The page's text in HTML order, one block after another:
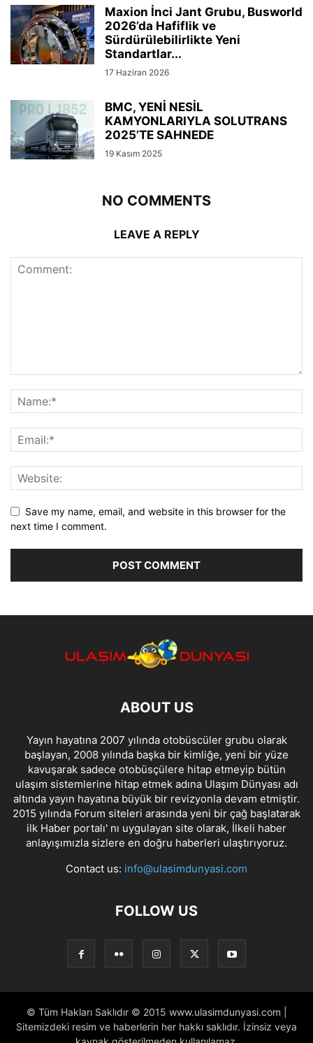
Maxion İnci Jant Grubu, Busworld
2026’da Hafiflik ve
Sürdürülebilirlikte Yeni
Standartlar...
17 Haziran 2026
BMC, YENİ NESİL
KAMYONLARIYLA SOLUTRANS
2025’TE SAHNEDE
19 Kasım 2025
NO COMMENTS
LEAVE A REPLY
Save my name, email, and website in this browser for the
next time I comment.
ABOUT US
Yayın hayatına 2007 yılında otobüscüler grubu olarak
başlayan, 2008 yılında başka bir kimliğe, yeni bir yüze
kavuşarak sadece otobüsçülere hitap etmeyip bütün
ulaşım sistemlerine hitap etmek adına Ulaşım Dünyası adı
altında yayın hayatına büyük bir revizyonla devam etmiştir.
2015 yılında Forum siteleri arasında yeni bir çağ başlatarak
ilk Haber portalı' nı uygulayan site olarak, İlkeli haber
anlayışımızla sizlere en doğru haberleri ulaştırıyoruz.
Contact us: info@ulasimdunyasi.com
FOLLOW US
© Tüm Hakları Saklıdır © 2015 www.ulasimdunyasi.com |
Sitemizdeki resim ve haberlerin her hakkı saklıdır. İzinsiz veya